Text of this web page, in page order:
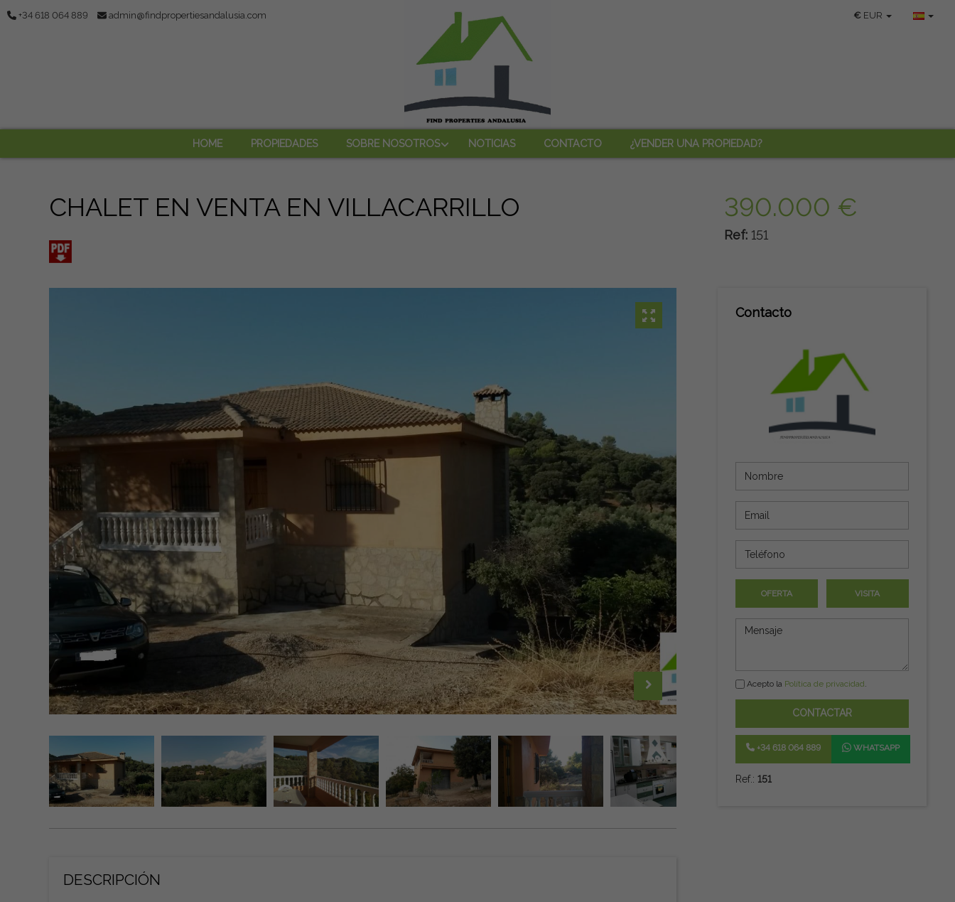
+34 618 064 889 admin@findpropertiesandalusia.com € EUR
HOME PROPIEDADES SOBRE NOSOTROS NOTICIAS CONTACTO ¿VENDER UNA PROPIEDAD?
CHALET EN VENTA EN VILLACARRILLO 390.000 €
Ref: 151
DESCRIPCIÓN
Contacto
OFERTA VISITA
Acepto la Política de privacidad
CONTACTAR
+34 618 064 889 WHATSAPP
Ref.:151